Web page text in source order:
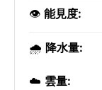
👁️ 能見度:
🌧️ 降水量:
☁️ 雲量: